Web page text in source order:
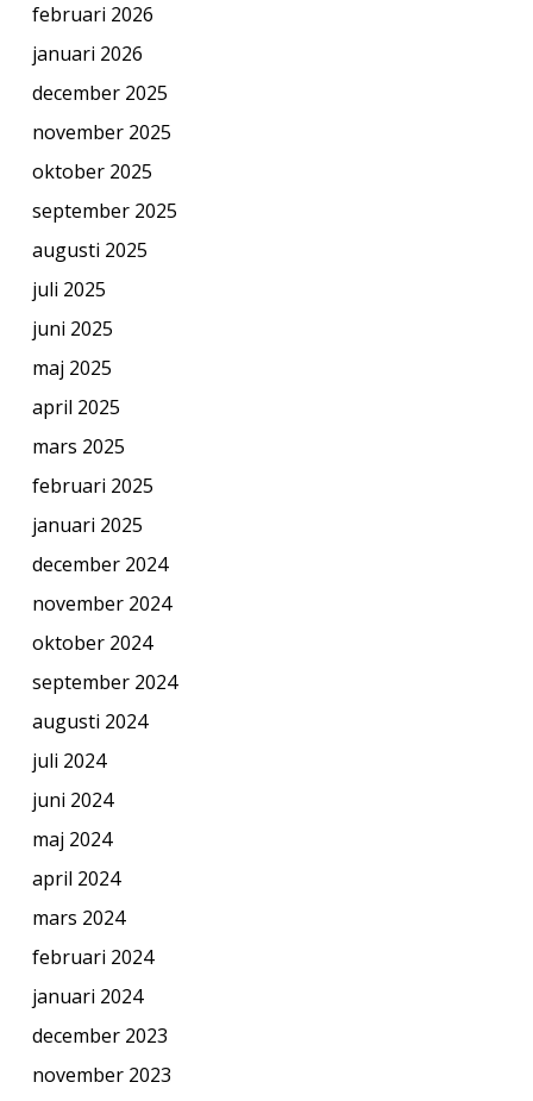
februari 2026
januari 2026
december 2025
november 2025
oktober 2025
september 2025
augusti 2025
juli 2025
juni 2025
maj 2025
april 2025
mars 2025
februari 2025
januari 2025
december 2024
november 2024
oktober 2024
september 2024
augusti 2024
juli 2024
juni 2024
maj 2024
april 2024
mars 2024
februari 2024
januari 2024
december 2023
november 2023